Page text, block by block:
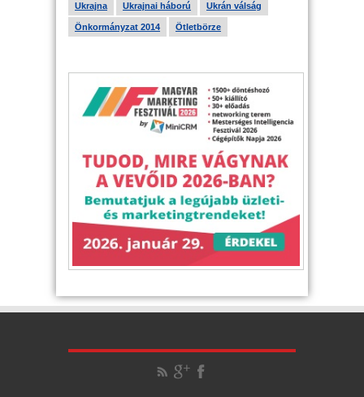
Ukrajna Ukrajnai háború Ukrán válság
Önkormányzat 2014 Ötletbörze